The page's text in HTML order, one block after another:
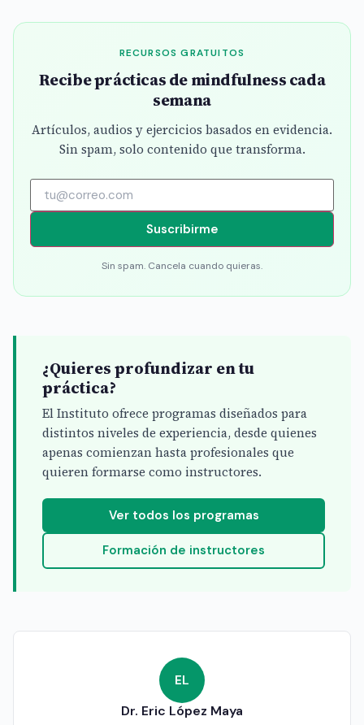
RECURSOS GRATUITOS
Recibe prácticas de mindfulness cada
semana
Artículos, audios y ejercicios basados en evidencia.
Sin spam, solo contenido que transforma.
Suscribirme
Sin spam. Cancela cuando quieras.
¿Quieres profundizar en tu
práctica?
El Instituto ofrece programas diseñados para
distintos niveles de experiencia, desde quienes
apenas comienzan hasta profesionales que
quieren formarse como instructores.
Ver todos los programas
Formación de instructores
EL
Dr. Eric López Maya